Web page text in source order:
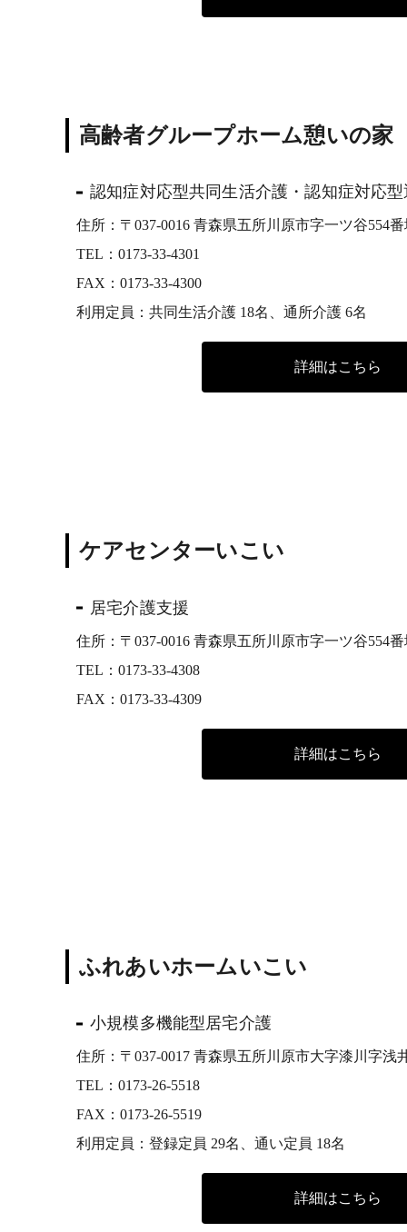
高齢者グループホーム憩いの家
認知症対応型共同生活介護・認知症対応
住所：〒037-0016 青森県五所川原市字一ツ谷554番
TEL： 0173-33-4301
FAX：0173-33-4300
利用定員：共同生活介護 18名、通所介護 6名
詳細はこちら
ケアセンターいこい
居宅介護支援
住所：〒037-0016 青森県五所川原市字一ツ谷554番
TEL： 0173-33-4308
FAX：0173-33-4309
詳細はこちら
ふれあいホームいこい
小規模多機能型居宅介護
住所：〒037-0017 青森県五所川原市大字漆川字浅
TEL： 0173-26-5518
FAX：0173-26-5519
利用定員：登録定員 29名、通い定員 18名
詳細はこちら